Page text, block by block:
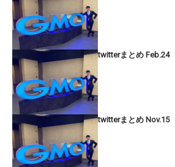
twitterまとめ Feb.24
twitterまとめ Nov.15